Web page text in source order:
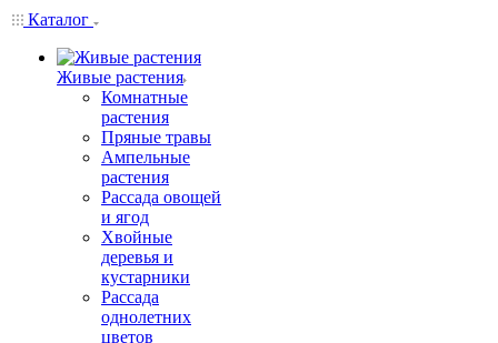
Каталог
Живые растения
Комнатные
растения
Пряные травы
Ампельные
растения
Рассада овощей
и ягод
Хвойные
деревья и
кустарники
Рассада
однолетних
цветов